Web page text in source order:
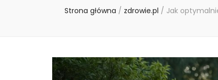
Strona główna / zdrowie.pl / Jak